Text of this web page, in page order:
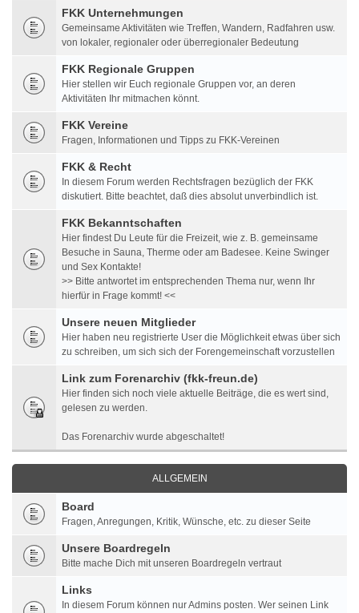
FKK Unternehmungen
Gemeinsame Aktivitäten wie Treffen, Wandern, Radfahren usw.
von lokaler, regionaler oder überregionaler Bedeutung
FKK Regionale Gruppen
Hier stellen wir Euch regionale Gruppen vor, an deren
Aktivitäten Ihr mitmachen könnt.
FKK Vereine
Fragen, Informationen und Tipps zu FKK-Vereinen
FKK & Recht
In diesem Forum werden Rechtsfragen bezüglich der FKK
diskutiert. Bitte beachtet, daß dies absolut unverbindlich ist.
FKK Bekanntschaften
Hier findest Du Leute für die Freizeit, wie z. B. gemeinsame
Besuche in Sauna, Therme oder am Badesee. Keine Swinger
und Sex Kontakte!
>> Bitte antwortet im entsprechenden Thema nur, wenn Ihr
hierfür in Frage kommt! <<
Unsere neuen Mitglieder
Hier haben neu registrierte User die Möglichkeit etwas über sich
zu schreiben, um sich sich der Forengemeinschaft vorzustellen
Link zum Forenarchiv (fkk-freun.de)
Hier finden sich noch viele aktuelle Beiträge, die es wert sind,
gelesen zu werden.
Das Forenarchiv wurde abgeschaltet!
ALLGEMEIN
Board
Fragen, Anregungen, Kritik, Wünsche, etc. zu dieser Seite
Unsere Boardregeln
Bitte mache Dich mit unseren Boardregeln vertraut
Links
In diesem Forum können nur Admins posten. Wer seinen Link